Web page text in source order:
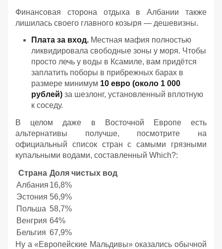
Финансовая сторона отдыха в Албании также
лишилась своего главного козыря — дешевизны.
Плата за вход. Местная мафия полностью
ликвидировала свободные зоны у моря. Чтобы
просто лечь у воды в Ксамиле, вам придётся
заплатить поборы в прибрежных барах в
размере минимум 10 евро (около 1 000
рублей) за шезлонг, установленный вплотную
к соседу.
В целом даже в Восточной Европе есть
альтернативы получше, посмотрите на
официальный список стран с самыми грязными
купальными водами, составленный Which?:
Страна Доля чистых вод
Албания 16,8%
Эстония 56,9%
Польша 58,7%
Венгрия 64%
Бельгия 67,9%
Ну а «Европейские Мальдивы» оказались обычной